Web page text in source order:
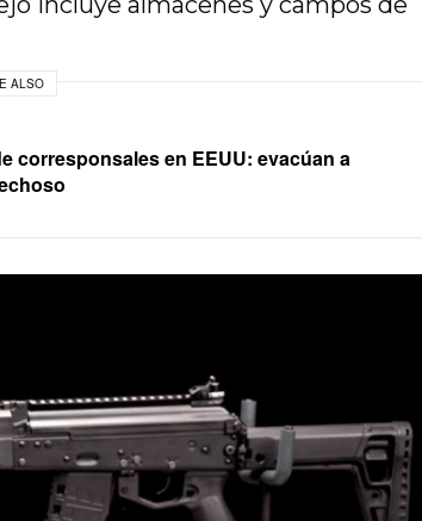
ALSO
corresponsales en EEUU: evacúan a